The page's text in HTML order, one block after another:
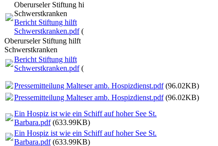
Oberurseler Stiftung hilft
Schwerstkranken
Bericht Stiftung hilft
Schwerstkranken.pdf(729.66KB)
Oberurseler Stiftung hilft
Schwerstkranken
Bericht Stiftung hilft
Schwerstkranken.pdf(729.66KB)
Pressemitteilung Malteser amb. Hospizdienst.pdf(96.02KB)
Pressemitteilung Malteser amb. Hospizdienst.pdf(96.02KB)
Ein Hospiz ist wie ein Schiff auf hoher See St.
Barbara.pdf(633.99KB)
Ein Hospiz ist wie ein Schiff auf hoher See St.
Barbara.pdf(633.99KB)